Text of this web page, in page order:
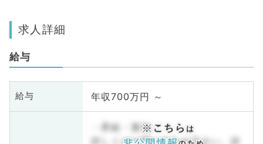
求人詳細
給与
給与 年収700万円 ～
・昇給・賞与
詳しくはお問い合わせ下さい。詳